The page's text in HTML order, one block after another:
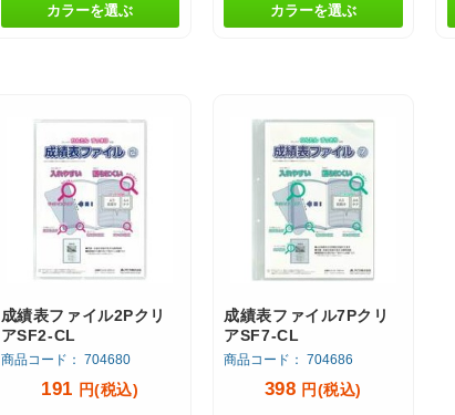
カラーを選ぶ カラーを選ぶ
191 円(税込)
商品コード： 704680
成績表ファイル2Pクリ
アSF2-CL
398 円(税込)
商品コード： 704686
成績表ファイル7Pクリ
アSF7-CL